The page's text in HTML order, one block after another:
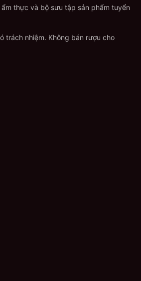
thực và bộ sưu tập sản phẩm tuyển
trách nhiệm. Không bán rượu cho